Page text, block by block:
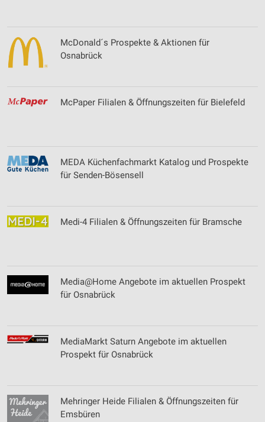
McDonald´s Prospekte & Aktionen für
Osnabrück
McPaper Filialen & Öffnungszeiten für Bielefeld
MEDA Küchenfachmarkt Katalog und Prospekte
für Senden-Bösensell
Medi-4 Filialen & Öffnungszeiten für Bramsche
Media@Home Angebote im aktuellen Prospekt
für Osnabrück
MediaMarkt Saturn Angebote im aktuellen
Prospekt für Osnabrück
Mehringer Heide Filialen & Öffnungszeiten für
Emsbüren